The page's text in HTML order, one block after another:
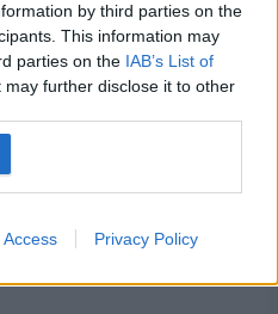
by third parties on the
This information may
parties on the IAB’s List of
may further disclose it to other
Access Privacy Policy